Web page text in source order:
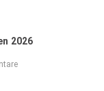
2026